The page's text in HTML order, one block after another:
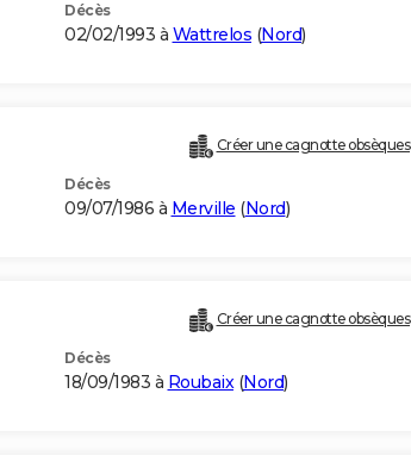
Décès
02/02/1993 à Wattrelos (Nord)
Créer une cagnotte obsèques
Décès
09/07/1986 à Merville (Nord)
Créer une cagnotte obsèques
Décès
18/09/1983 à Roubaix(Nord)